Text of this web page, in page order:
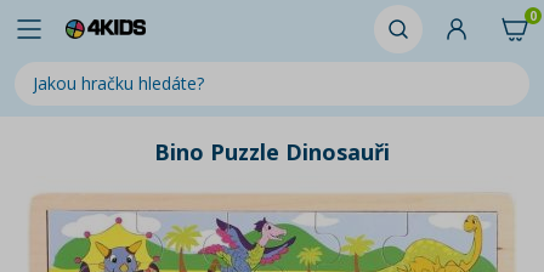
0
Bino Puzzle Dinosauři